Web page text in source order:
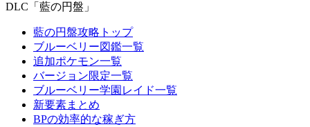
DLC「藍の円盤」
藍の円盤攻略トップ
ブルーベリー図鑑一覧
追加ポケモン一覧
バージョン限定一覧
ブルーベリー学園レイド一覧
新要素まとめ
BPの効率的な稼ぎ方